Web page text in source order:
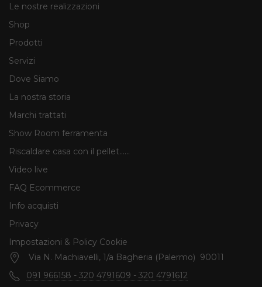
Le nostre realizzazioni
Shop
Prodotti
Servizi
Dove Siamo
La nostra storia
Marchi trattati
Show Room ferramenta
Riscaldare casa con il pellet......
Video live
FAQ Ecommerce
Info acquisti
Privacy
Impostazioni & Policy Cookie
Via N. Machiavelli, 1/a Bagheria (Palermo) 90011
091 966158 - 320 4791609 - 320 4791612